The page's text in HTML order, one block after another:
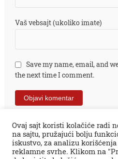
Vaš vebsajt (ukoliko imate)
Save my name, email, and
the next time I comment.
Ovaj sajt koristi kolačiće radi
na sajtu, pružajući bolju
iskustvo, za analizu
reklamne svrhe. Klikom na